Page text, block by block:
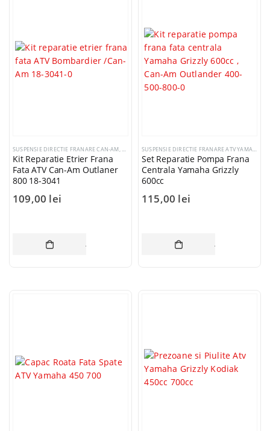
SUSPENSIE DIRECTIE FRANARE CAN-AM,SUSPENSIE DIRECTIE FRANARE ATV YAMAHA
Kit Reparatie Etrier Frana
Fata ATV Can-Am Outlaner
800 18-3041
109,00 lei
ADAUGĂ ÎN COȘ
SUSPENSIE DIRECTIE FRANARE ATV YAMAHA
Set Reparatie Pompa Frana
Centrala Yamaha Grizzly
600cc
115,00 lei
ADAUGĂ ÎN COȘ